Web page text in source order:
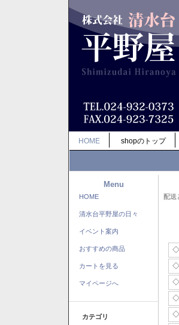
HOME shopのトップ
Menu
HOME
清水台平野屋の日々
イベント案内
おすすめの商品
カートを見る
マイページへ
カテゴリ
配送
◇
◇
◇
◇